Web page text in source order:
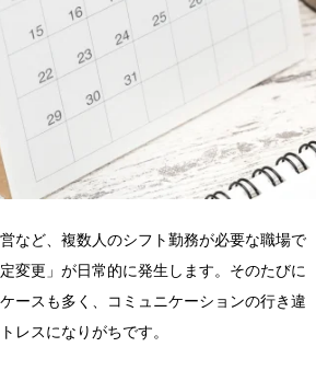
など、複数人のシフト勤務が必要な職場で
変更」が日常的に発生します。そのたびに
ースも多く、コミュニケーションの行き違
レスになりがちです。